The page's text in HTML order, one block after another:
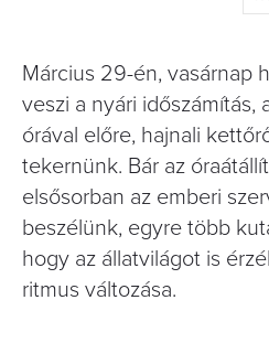
Március 29-én, vasárnap
veszi a nyári időszámítás,
órával előre, hajnali
tekernünk. Bár az
elsősorban az emberi
beszélünk, egyre több
hogy az állatvilágot is
ritmus változása.